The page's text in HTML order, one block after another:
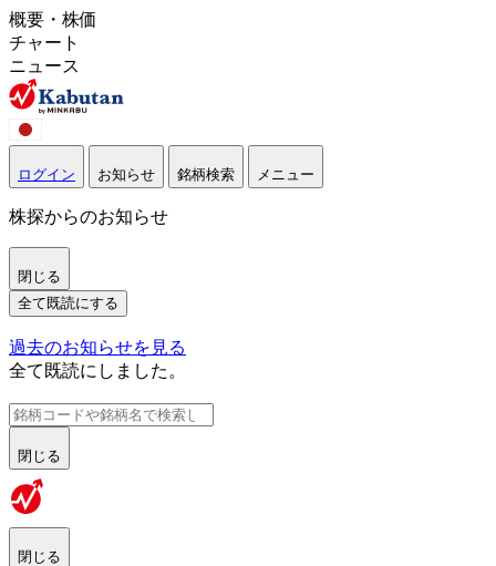
概要・株価
チャート
ニュース
ログイン お知らせ 銘柄検索 メニュー
株探からのお知らせ
閉じる
全て既読にする
過去のお知らせを見る
全て既読にしました。
閉じる
閉じる